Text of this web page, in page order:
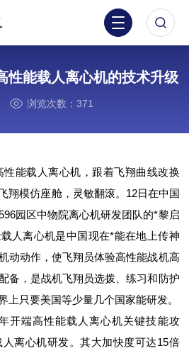
性能载人离心机的技术升级
浏览次数：371
能载人离心机，跟着飞翔曲线改换
翔模仿座舱，灵敏翻滚。12日在中国
园区中物院离心机研发团队的*黎启
人离心机是中国现在*能在地上传神
动动作，使飞翔员体验高性能战机高
备，是战机飞翔员选拨、练习和防护
上只要美国等少量几个国家能研发。
开端高性能载人离心机关键技能攻
离心机研发。其大加快度可达15倍